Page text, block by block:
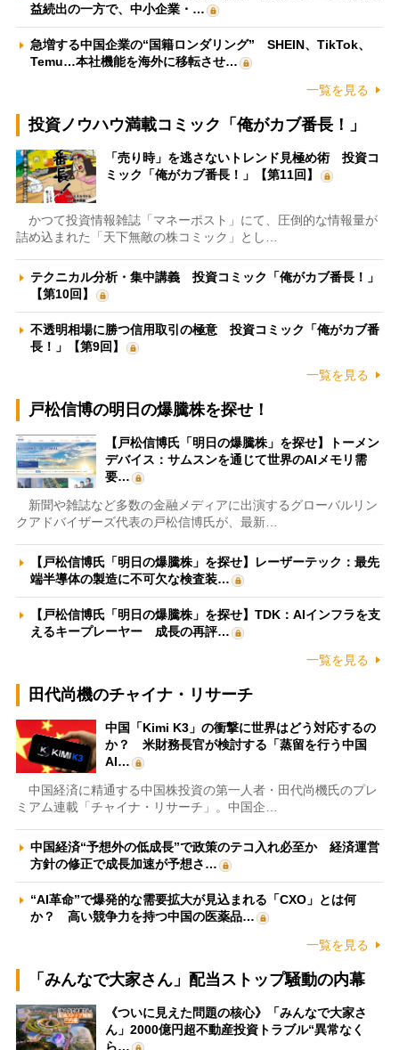
益続出の一方で、中小企業・…
急増する中国企業の“国籍ロンダリング” SHEIN、TikTok、
Temu…本社機能を海外に移転させ…
一覧を見る
投資ノウハウ満載コミック「俺がカブ番長！」
「売り時」を逃さないトレンド見極め術 投資コ
ミック「俺がカブ番長！」【第11回】
かつて投資情報雑誌「マネーポスト」にて、圧倒的な情報量が
詰め込まれた「天下無敵の株コミック」とし…
テクニカル分析・集中講義 投資コミック「俺がカブ番長！」
【第10回】
不透明相場に勝つ信用取引の極意 投資コミック「俺がカブ番
長！」【第9回】
一覧を見る
戸松信博の明日の爆騰株を探せ！
【戸松信博氏「明日の爆騰株」を探せ】トーメン
デバイス：サムスンを通じて世界のAIメモリ需
要…
新聞や雑誌など多数の金融メディアに出演するグローバルリン
クアドバイザーズ代表の戸松信博氏が、最新…
【戸松信博氏「明日の爆騰株」を探せ】レーザーテック：最先
端半導体の製造に不可欠な検査装…
【戸松信博氏「明日の爆騰株」を探せ】TDK：AIインフラを支
えるキープレーヤー 成長の再評…
一覧を見る
田代尚機のチャイナ・リサーチ
中国「Kimi K3」の衝撃に世界はどう対応するの
か？ 米財務長官が検討する「蒸留を行う中国
AI…
中国経済に精通する中国株投資の第一人者・田代尚機氏のプレ
ミアム連載「チャイナ・リサーチ」。中国企…
中国経済“予想外の低成長”で政策のテコ入れ必至か 経済運営
方針の修正で成長加速が予想さ…
“AI革命”で爆発的な需要拡大が見込まれる「CXO」とは何
か？ 高い競争力を持つ中国の医薬品…
一覧を見る
「みんなで大家さん」配当ストップ騒動の内幕
《ついに見えた問題の核心》「みんなで大家さ
ん」2000億円超不動産投資トラブル“異常なく
ら…